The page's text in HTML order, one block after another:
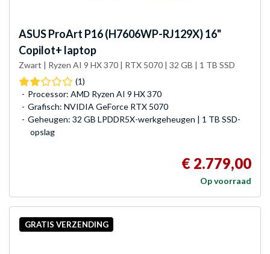
ASUSProArt P16 (H7606WP-RJ129X) 16"
Copilot+ laptop
Zwart | Ryzen AI 9 HX 370 | RTX 5070 | 32 GB | 1 TB SSD
(1)
Processor: AMD Ryzen AI 9 HX 370
Grafisch: NVIDIA GeForce RTX 5070
Geheugen: 32 GB LPDDR5X-werkgeheugen | 1 TB SSD-
opslag
€ 2.779,00
Op voorraad
GRATIS VERZENDING